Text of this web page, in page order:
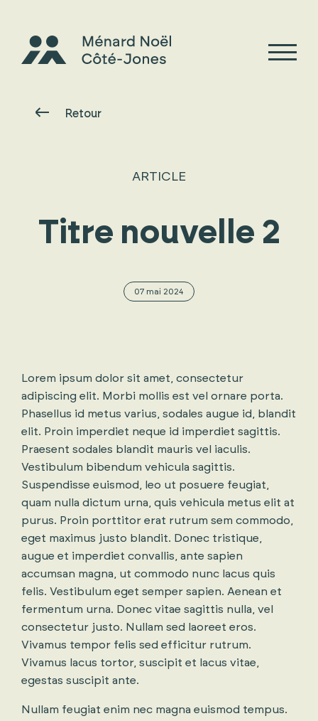
Retour
ARTICLE
Titre nouvelle 2
07 mai 2024
Lorem ipsum dolor sit amet, consectetur
adipiscing elit. Morbi mollis est vel ornare porta.
Phasellus id metus varius, sodales augue id, blandit
elit. Proin imperdiet neque id imperdiet sagittis.
Praesent sodales blandit mauris vel iaculis.
Vestibulum bibendum vehicula sagittis.
Suspendisse euismod, leo ut posuere feugiat,
quam nulla dictum urna, quis vehicula metus elit at
purus. Proin porttitor erat rutrum sem commodo,
eget maximus justo blandit. Donec tristique,
augue et imperdiet convallis, ante sapien
accumsan magna, ut commodo nunc lacus quis
felis. Vestibulum eget semper sapien. Aenean et
fermentum urna. Donec vitae sagittis nulla, vel
consectetur justo. Nullam sed laoreet eros.
Vivamus tempor felis sed efficitur rutrum.
Vivamus lacus tortor, suscipit et lacus vitae,
egestas suscipit ante.
Nullam feugiat enim nec magna euismod tempus.